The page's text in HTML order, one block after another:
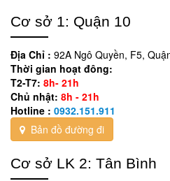
Cơ sở 1: Quận 10
Địa Chỉ : 92A Ngô Quyền, F5,
Thời gian hoạt đông:
T2-T7: 8h- 21h
Chủ nhật: 8h - 21h
Hotline : 0932.151.911
Bản đồ đường đi
Cơ sở LK 2: Tân Bình